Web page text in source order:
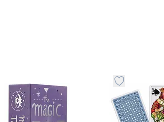
omiljeno
za dodavanje stvari u kategorijuDugme za